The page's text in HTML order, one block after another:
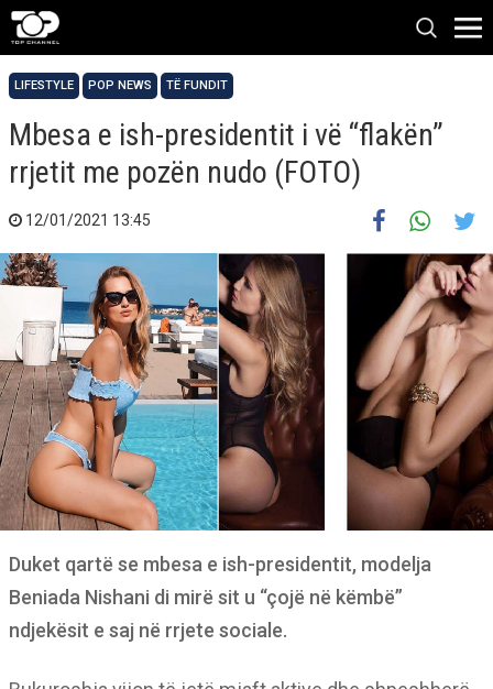
LIFESTYLE POP NEWS TË FUNDIT
Mbesa e ish-presidentit i vë “flakën”
rrjetit me pozën nudo (FOTO)
12/01/2021 13:45
Duket qartë se mbesa e ish-presidentit, modelja
Beniada Nishani di mirë sit u “çojë në këmbë”
ndjekësit e saj në rrjete sociale.